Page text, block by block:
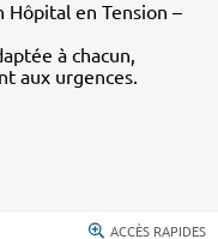
Hôpital en Tension –
à chacun,
aux urgences.
ACCÈS RAPIDES